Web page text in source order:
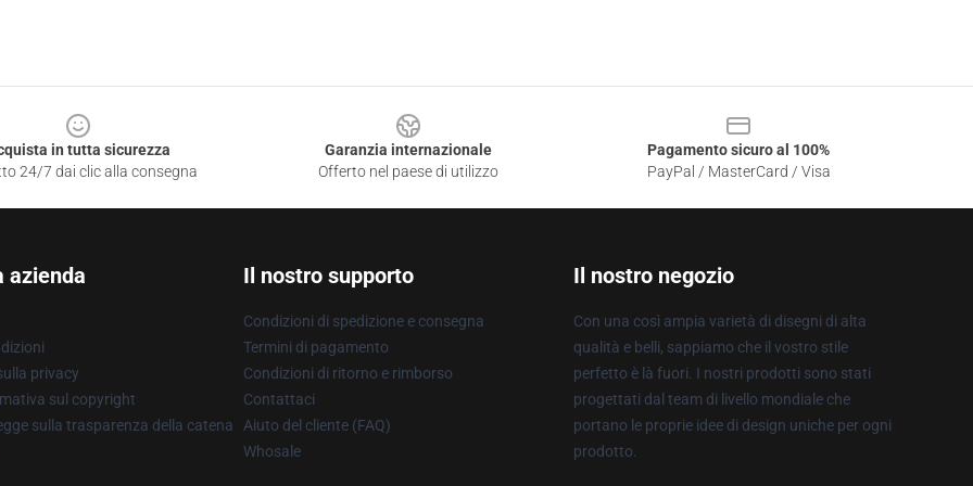
in tutta sicurezza
24/7 dai clic alla consegna
Garanzia internazionale
Offerto nel paese di utilizzo
Pagamento sicuro al 100%
PayPal / MasterCard / Visa
azienda
privacy
sul copyright
sulla trasparenza della catena
Il nostro supporto
Condizioni di spedizione e consegna
Termini di pagamento
Condizioni di ritorno e rimborso
Contattaci
Aiuto del cliente (FAQ)
Whosale
Il nostro negozio
Con una così ampia varietà di disegni di alta
qualità e belli, sappiamo che il vostro stile
perfetto è là fuori. I nostri prodotti sono stati
progettati dal team di livello mondiale che
portano le proprie idee di design uniche per ogni
prodotto.